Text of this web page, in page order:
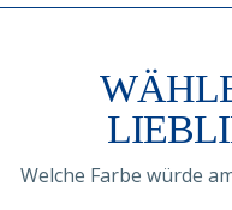
Welche Farbe würde